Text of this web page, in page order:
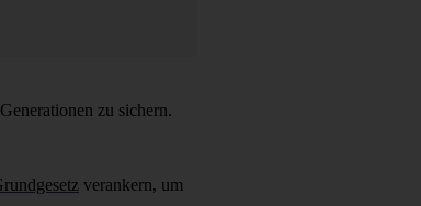
zu sichern.
verankern, um